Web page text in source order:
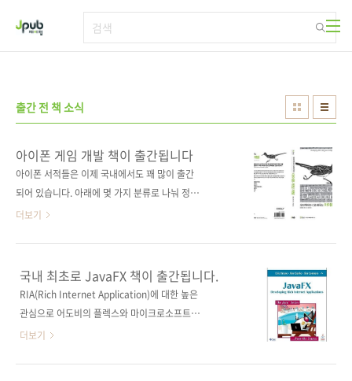
출간 전 책 소식
아이폰 게임 개발 책이 출간됩니다
아이폰 서적들은 이제 국내에서도 꽤 많이 출간
되어 있습니다. 아래에 몇 가지 분류로 나눠 정리
해 봅니다. 아이폰 앱 개발서(가나다순) 시작하
폰 프로그래밍: IPHONE SDK를 이용한 아이폰
개발 데이브 마크 저 | 이준호 역 | 위키북스 |
2009.06.30 아이폰 & 아이팟 프로그래밍
빛미디어 | 2009.09.19 아이폰 프로그래밍 가이
드 (Objective-C부터 네트워크까지) 하기룡 저 |
더보기
국내 최초로 JavaFX 책이 출간됩니다.
RIA(Rich Internet Application)에 대한 높은
관심으로 어도비의 플렉스와 마이크로소프트의
실버라이트가 높은 인기를 얻고 있습니다. 이런
더보기